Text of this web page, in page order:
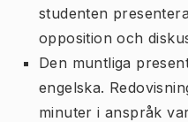
studenten
opposition och
Den muntliga
engelska.
minuter i anspråk